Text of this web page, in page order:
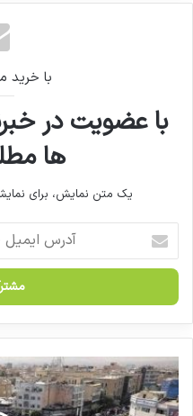
امتیاز شرکت در دوره
با خرید
با عضویت در
ها
یک متن نمایش، برای
ر
ا
ی
ی
ل
خ
ن
ک
ا